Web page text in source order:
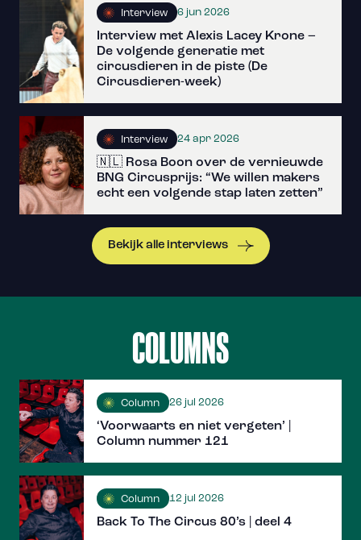
Interview 6 jun 2026
Interview met Alexis Lacey Krone –
De volgende generatie met
circusdieren in de piste (De
Circusdieren-week)
Interview 24 apr 2026
🇳🇱 Rosa Boon over de vernieuwde
BNG Circusprijs: “We willen makers
echt een volgende stap laten zetten”
Bekijk alle interviews
COLUMNS
Column 26 jul 2026
‘Voorwaarts en niet vergeten’ |
Column nummer 121
Column 12 jul 2026
Back To The Circus 80’s | deel 4